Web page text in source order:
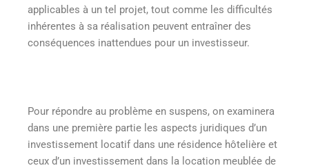
applicables à un tel projet, tout comme les difficultés
inhérentes à sa réalisation peuvent entraîner des
conséquences inattendues pour un investisseur.
Pour répondre au problème en suspens, on examinera
dans une première partie les aspects juridiques d’un
investissement locatif dans une résidence hôtelière et
ceux d’un investissement dans la location meublée de